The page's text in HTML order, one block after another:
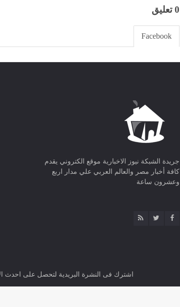
0 تعليق
Facebook
جريدة الشبكة نيوز الاخبارية موقع الكتروني يقدم
كافة أخبار مصر والعالم العربي علي مدار اربع
وعشرون ساعة
اشترك فى النشرة البريدية لتحصل على احدث